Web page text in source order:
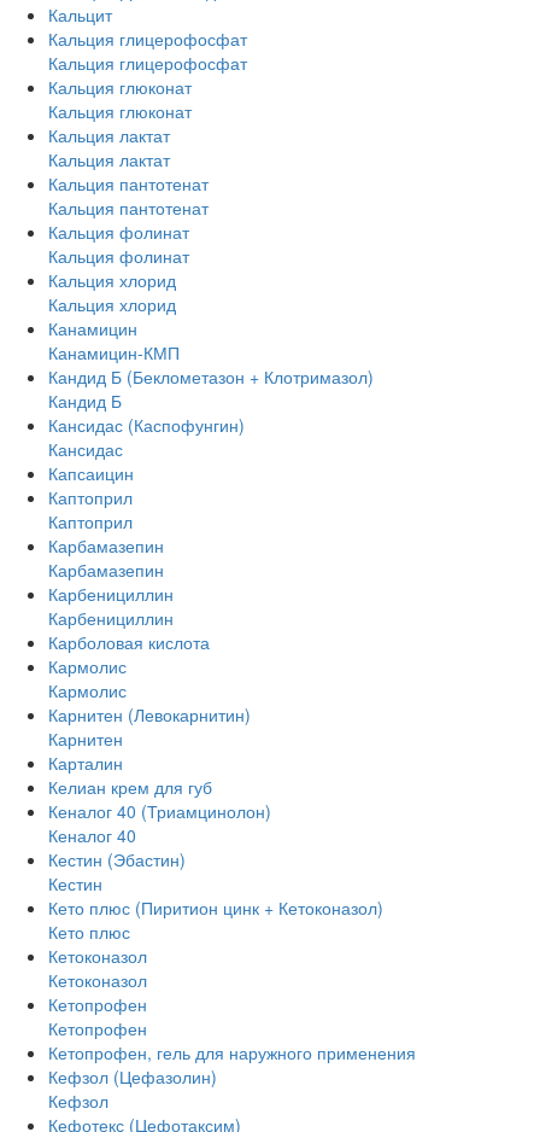
Кальцит
Кальция глицерофосфат
Кальция глицерофосфат
Кальция глюконат
Кальция глюконат
Кальция лактат
Кальция лактат
Кальция пантотенат
Кальция пантотенат
Кальция фолинат
Кальция фолинат
Кальция хлорид
Кальция хлорид
Канамицин
Канамицин-КМП
Кандид Б (Беклометазон + Клотримазол)
Кандид Б
Кансидас (Каспофунгин)
Кансидас
Капсаицин
Каптоприл
Каптоприл
Карбамазепин
Карбамазепин
Карбенициллин
Карбенициллин
Карболовая кислота
Кармолис
Кармолис
Карнитен (Левокарнитин)
Карнитен
Карталин
Келиан крем для губ
Кеналог 40 (Триамцинолон)
Кеналог 40
Кестин (Эбастин)
Кестин
Кето плюс (Пиритион цинк + Кетоконазол)
Кето плюс
Кетоконазол
Кетоконазол
Кетопрофен
Кетопрофен
Кетопрофен, гель для наружного применения
Кефзол (Цефазолин)
Кефзол
Кефотекс (Цефотаксим)